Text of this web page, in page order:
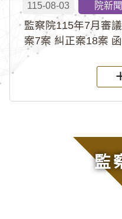
115-08-03 院新
監察院115年7月審
案7案 糾正案18案
監